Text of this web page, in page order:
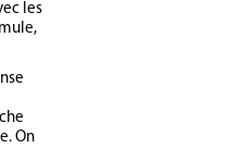
les
On